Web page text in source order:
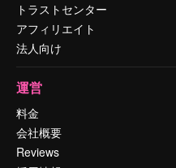
トラストセンター
アフィリエイト
法人向け
運営
料金
会社概要
Reviews